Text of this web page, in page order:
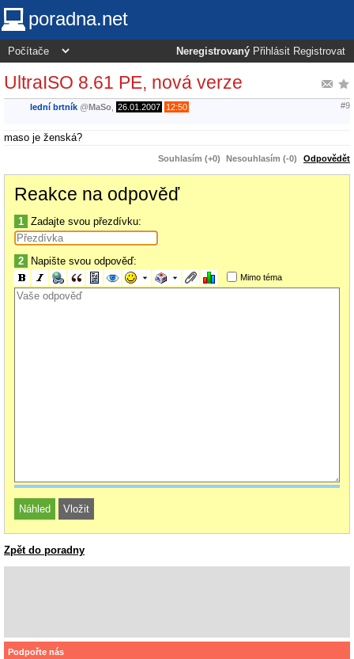
poradna.net
Neregistrovaný Přihlásit Registrovat
UltraISO 8.61 PE, nová verze
lední brtník @MaSo 26.01.2007 12:50 #9
maso je ženská?
Souhlasím (+0) Nesouhlasím (-0) Odpovědět
Reakce na odpověď
1 Zadajte svou přezdívku:
2 Napište svou odpověď:
Mimo téma
Zpět do poradny
Podpořte nás